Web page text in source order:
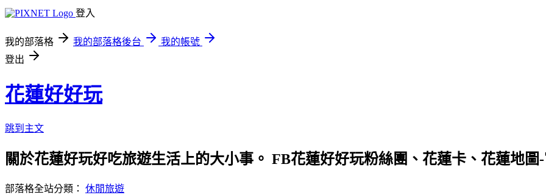
登入
我的部落格 我的部落格後台
我的帳號
登出
花蓮好好玩
跳到主文
關於花蓮好玩好吃旅遊生活上的大小事。 FB花蓮好好玩粉絲團、花蓮卡、花蓮地圖
部落格全站分類： 休閒旅遊